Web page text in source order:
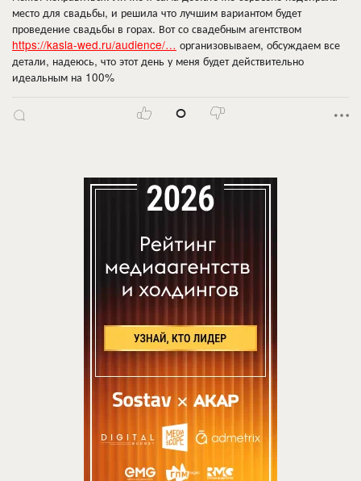
место для свадьбы, и решила что лучшим вариантом будет
проведение свадьбы в горах. Вот со свадебным агентством
https://kasla-wed.ru/audience/… организовываем, обсуждаем все
детали, надеюсь, что этот день у меня будет действительно
идеальным на 100%
0